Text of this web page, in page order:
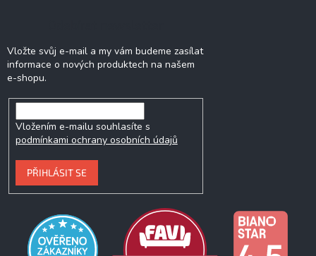
Vložte svůj e-mail a my vám budeme zasílat
informace o nových produktech na našem
e-shopu.
Vložením e-mailu souhlasíte s
podmínkami ochrany osobních údajů
PŘIHLÁSIT SE